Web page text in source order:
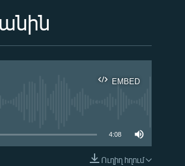
EMBED
4:08
Ուղիղ հղում